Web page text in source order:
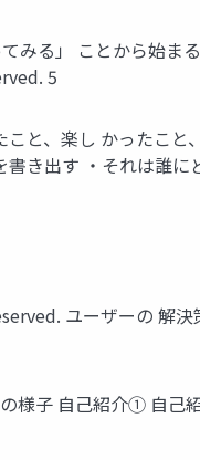
みる」 ことから始ま
5
と、楽し かったこと
き出す ・それは誰
ユーザーの 解
の様子 自己紹介① 自